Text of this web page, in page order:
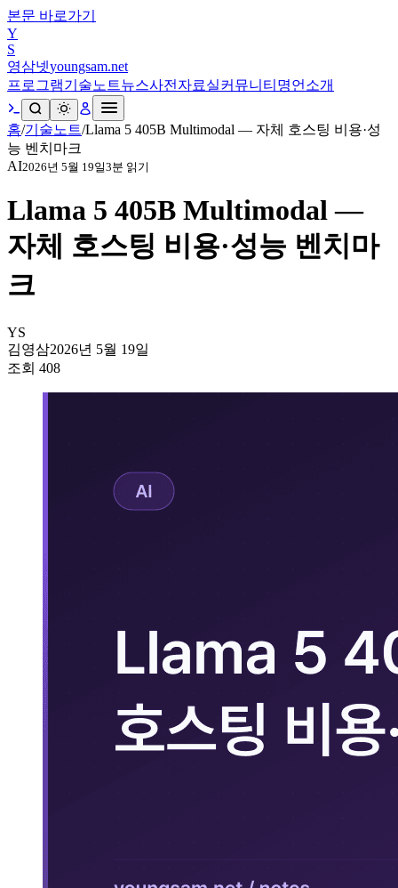
본문 바로가기
Y
S
영삼넷youngsam.net
프로그램기술노트뉴스사전 자료실커뮤니티 명언 소개
홈/기술노트/Llama 5 405B Multimodal — 자체 호스팅 비용·성
능 벤치마크
AI2026년 5월 19일3분 읽기
Llama 5 405B Multimodal —
자체 호스팅 비용·성능 벤치마
크
YS
김영삼2026년 5월 19일
조회 408